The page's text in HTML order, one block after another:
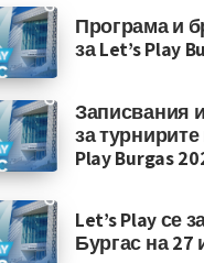
Програма и
за Let’s Play
Записвания
за турнирите
Play Burgas
Let’s Play се
Бургас на 27